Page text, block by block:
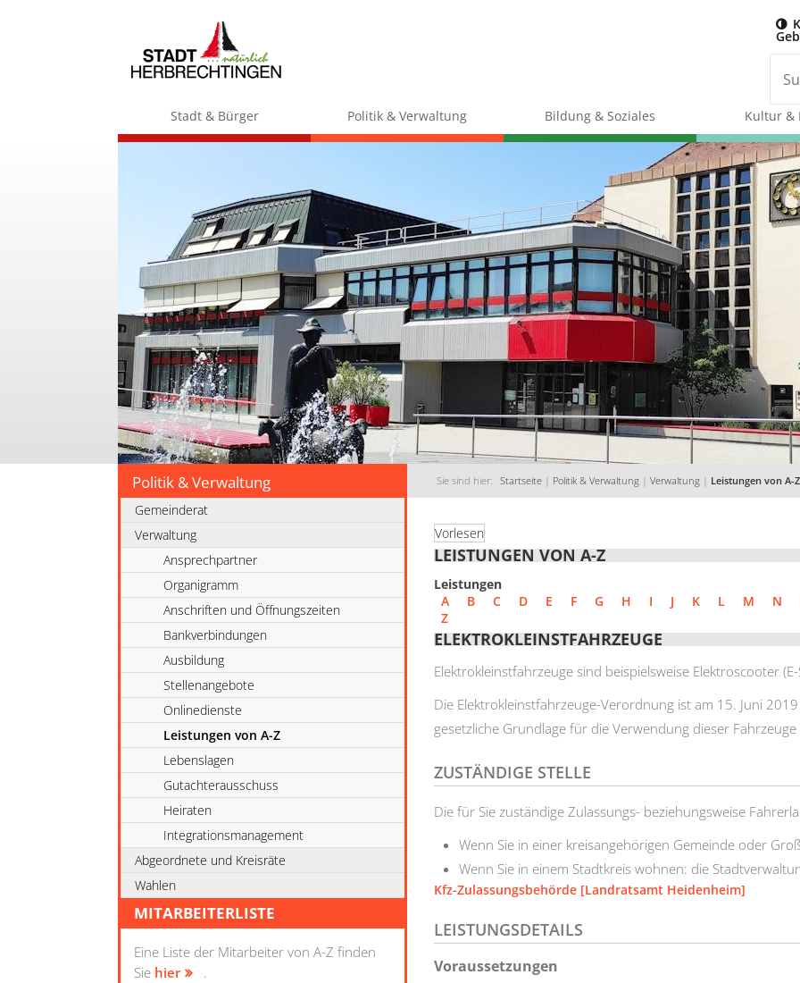
Stadt & Bürger Politik & Verwaltung Bildung & Soziales Kultur &
Politik & Verwaltung Sie sind hier: Startseite | Politik & Verwaltung | Verwaltung | Leistungen von A-Z
Gemeinderat
Verwaltung
Ansprechpartner
Organigramm
Anschriften und Öffnungszeiten
Bankverbindungen
Ausbildung
Stellenangebote
Onlinedienste
Leistungen von A-Z
Lebenslagen
Gutachterausschuss
Heiraten
Integrationsmanagement
Abgeordnete und Kreisräte
Wahlen
MITARBEITERLISTE
Eine Liste der Mitarbeiter von A-Z finden
Sie hier .
Vorlesen
LEISTUNGEN VON A-Z
Leistungen
A
B C D E F G H I J K L M N
Z
ELEKTROKLEINSTFAHRZEUGE
Elektrokleinstfahrzeuge sind beispielsweise Elektroscooter
Die Elektrokleinstfahrzeuge-Verordnung ist am 15. Juni
gesetzliche Grundlage für die Verwendung dieser
ZUSTÄNDIGE STELLE
Die für Sie zuständige Zulassungs- beziehungsweise
Wenn Sie in einer kreisangehörigen Gemeinde oder
Wenn Sie in einem Stadtkreis wohnen: die
Kfz-Zulassungsbehörde [Landratsamt Heidenheim]
LEISTUNGSDETAILS
Voraussetzungen